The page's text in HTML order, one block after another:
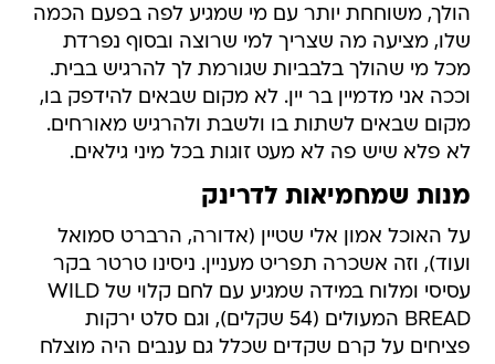
הולך, משוחחת יותר עם מי שמגיע לפה בפעם הכמה
שלו, מציעה מה שצריך למי שרוצה ובסוף נפרדת
מכל מי שהולך בלבביות שגורמת לך להרגיש בבית.
וככה אני מדמיין בר יין. לא מקום שבאים להידפק בו,
מקום שבאים לשתות בו ולשבת ולהרגיש מאורחים.
לא פלא שיש פה לא מעט זוגות בכל מיני גילאים.
מנות שמחמיאות לדרינק
על האוכל אמון אלי שטיין (אדורה, הרברט סמואל
ועוד), וזה אשכרה תפריט מעניין. ניסינו טרטר בקר
עסיסי ומלוח במידה שמגיע עם לחם קלוי של WILD
BREAD המעולים (54 שקלים), וגם סלט ירקות
פציחים על קרם שקדים שכלל גם ענבים היה מוצלח